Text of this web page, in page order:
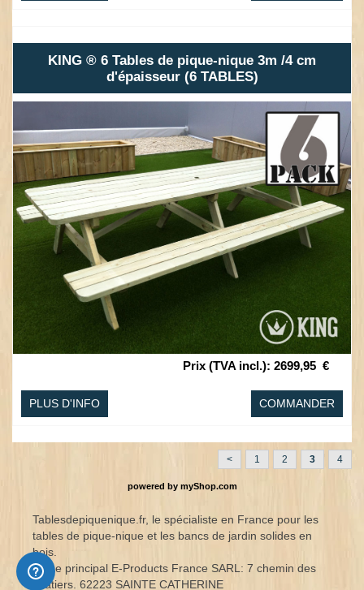
KING ® 6 Tables de pique-nique 3m /4 cm
d'épaisseur (6 TABLES)
Prix (TVA incl.): 2699,95 €
PLUS D'INFO COMMANDER
< 1 2 3 4
powered by myShop.com
Tablesdepiquenique.fr, le spécialiste en France pour les
tables de pique-nique et les bancs de jardin solides en
bois.
Siège principal E-Products France SARL: 7 chemin des
Filatiers. 62223 SAINTE CATHERINE